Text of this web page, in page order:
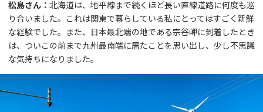
松島さん： 北海道は、地平線まで続くほど長い直線道路に何度も巡
り合いました。これは関東で暮らしている私にとってはすごく新鮮
な経験でした。また、日本最北端の地である宗谷岬に到着したとき
は、ついこの前まで九州最南端に居たことを思い出し、少し不思議
な気持ちになりました。